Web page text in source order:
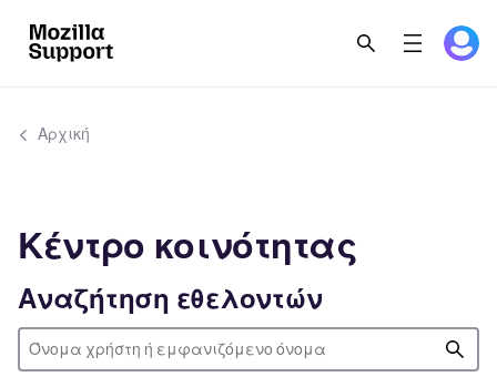
Αρχική
Κέντρο κοινότητας
Αναζήτηση εθελοντών